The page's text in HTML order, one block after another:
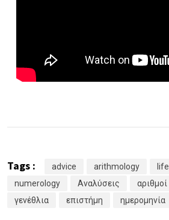
Tags : advice arithmology life
numerology
Αναλύσεις αριθμοί
γενέθλια
επιστήμη ημερομηνία